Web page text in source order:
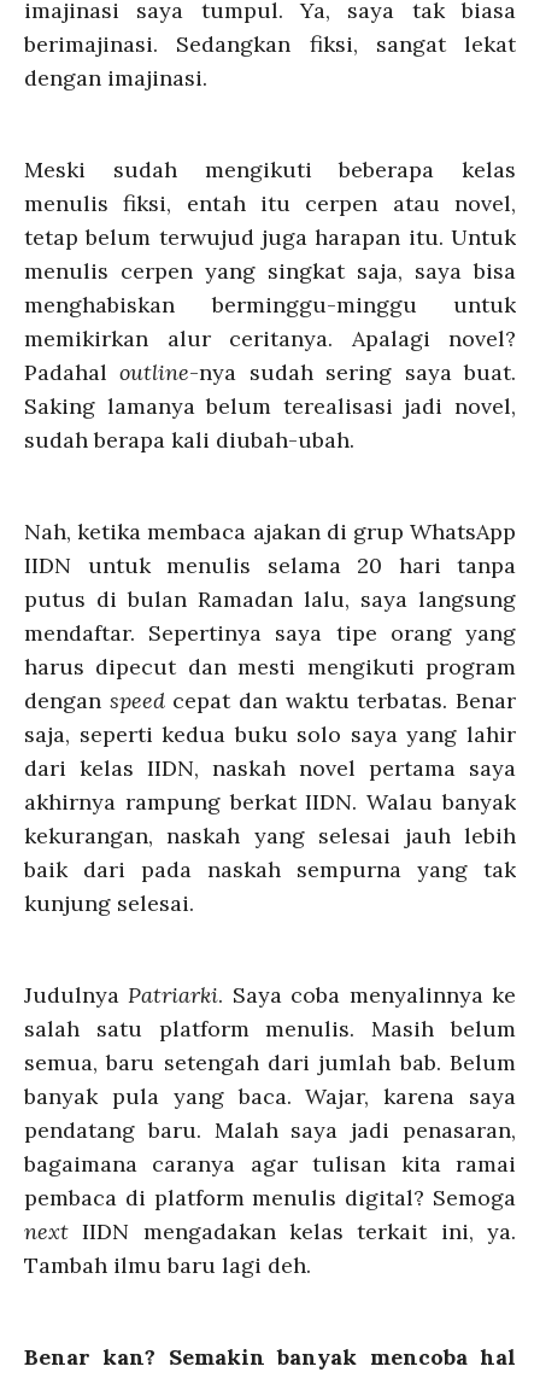
imajinasi saya tumpul. Ya, saya tak biasa
berimajinasi. Sedangkan fiksi, sangat lekat
dengan imajinasi.
Meski sudah mengikuti beberapa kelas
menulis fiksi, entah itu cerpen atau novel,
tetap belum terwujud juga harapan itu. Untuk
menulis cerpen yang singkat saja, saya bisa
menghabiskan berminggu-minggu untuk
memikirkan alur ceritanya. Apalagi novel?
Padahaloutline-nya sudah sering saya buat.
Saking lamanya belum terealisasi jadi novel,
sudah berapa kali diubah-ubah.
Nah, ketika membaca ajakan di grup WhatsApp
IIDN untuk menulis selama 20 hari tanpa
putus di bulan Ramadan lalu, saya langsung
mendaftar. Sepertinya saya tipe orang yang
harus dipecut dan mesti mengikuti program
dengan speed cepat dan waktu terbatas. Benar
saja, seperti kedua buku solo saya yang lahir
dari kelas IIDN, naskah novel pertama saya
akhirnya rampung berkat IIDN. Walau banyak
kekurangan, naskah yang selesai jauh lebih
baik dari pada naskah sempurna yang tak
kunjung selesai.
JudulnyaPatriarki. Saya coba menyalinnya ke
salah satu platform menulis. Masih belum
semua, baru setengah dari jumlah bab. Belum
banyak pula yang baca. Wajar, karena saya
pendatang baru. Malah saya jadi penasaran,
bagaimana caranya agar tulisan kita ramai
pembaca di platform menulis digital? Semoga
nextIIDN mengadakan kelas terkait ini, ya.
Tambah ilmu baru lagi deh.
Benar kan? Semakin banyak mencoba hal